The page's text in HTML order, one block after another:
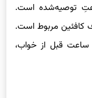
کافئین مربوط است.
قبل از خواب،
موجودات زنده یافت